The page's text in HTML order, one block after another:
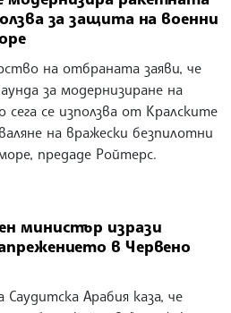
за защита на военни
на отбраната заяви, че
за модернизиране на
се използва от Кралските
на вражески безпилотни
предаде Ройтерс.
министър изрази
в Червено
Арабия каза, че